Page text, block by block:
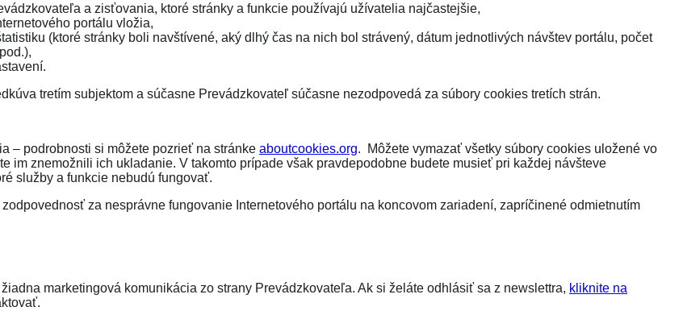
a zisťovania, ktoré stránky a funkcie používajú užívatelia najčastejšie,
portálu vložia,
(ktoré stránky boli navštívené, aký dlhý čas na nich bol strávený, dátum jednotlivých návštev portálu, počet
tretím subjektom a súčasne Prevádzkovateľ súčasne nezodpovedá za súbory cookies tretích strán.
– podrobnosti si môžete pozrieť na stránke aboutcookies.org. Môžete vymazať všetky súbory cookies uložené vo
im znemožnili ich ukladanie. V takomto prípade však pravdepodobne budete musieť pri každej návšteve
služby a funkcie nebudú fungovať.
za nesprávne fungovanie Internetového portálu na koncovom zariadení, zapríčinené odmietnutím
marketingová komunikácia zo strany Prevádzkovateľa. Ak si želáte odhlásiť sa z newslettra, kliknite na